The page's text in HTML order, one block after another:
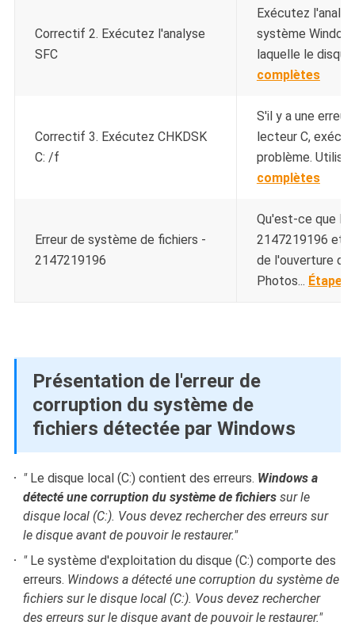
Correctif 2. Exécutez l'analyse
SFC
Exécutez
système
laquelle le
complètes
Correctif 3. Exécutez CHKDSK
C: /f
S'il y a une
lecteur C,
problème.
complètes
Erreur de système de fichiers -
2147219196
Qu'est-ce que
2147219196 et
de l'ouverture
Photos... Étapes
Présentation de l'erreur de
corruption du système de
fichiers détectée par Windows
"Le disque local (C:) contient des erreurs. Windows a
détecté une corruption du système de fichiers sur le
disque local (C:). Vous devez rechercher des erreurs sur
le disque avant de pouvoir le restaurer."
"Le système d'exploitation du disque (C:) comporte des
erreurs. Windows a détecté une corruption du système de
fichiers sur le disque local (C:). Vous devez rechercher
des erreurs sur le disque avant de pouvoir le restaurer."